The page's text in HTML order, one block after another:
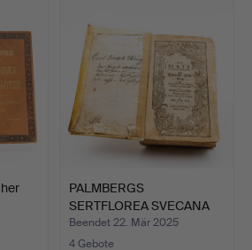
PALMBERGS
SERTFLOREA SVECANA
1684 - DAS ER…
Beendet 22. Mär 2025
4 Gebote